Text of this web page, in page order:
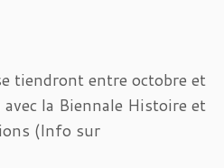
tiendront entre octobre et
la Biennale Histoire et
(Info sur